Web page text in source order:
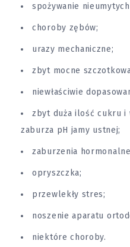
spożywanie
choroby zębów;
urazy mechaniczne;
zbyt mocne
niewłaściwie
zbyt duża ilość cukru i
zaburza pH jamy ustnej;
zaburzenia
opryszczka;
przewlekły stres;
noszenie aparatu
niektóre choroby.